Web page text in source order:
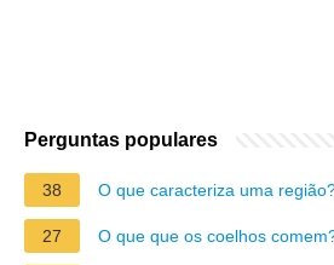
Perguntas populares
38 O que caracteriza uma
27 O que que os coelhos